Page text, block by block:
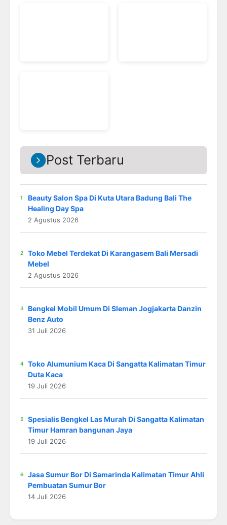
Post Terbaru
Beauty Salon Spa Di Kuta Utara Badung Bali The
Healing Day Spa
2 Agustus 2026
Toko Mebel Terdekat Di Karangasem Bali Mersadi
Mebel
2 Agustus 2026
Bengkel Mobil Umum Di Sleman Jogjakarta Danzin
Benz Auto
31 Juli 2026
Toko Alumunium Kaca Di Sangatta Kalimatan Timur
Duta Kaca
19 Juli 2026
Spesialis Bengkel Las Murah Di Sangatta Kalimatan
Timur Hamran bangunan Jaya
19 Juli 2026
Jasa Sumur Bor Di Samarinda Kalimatan Timur Ahli
Pembuatan Sumur Bor
14 Juli 2026